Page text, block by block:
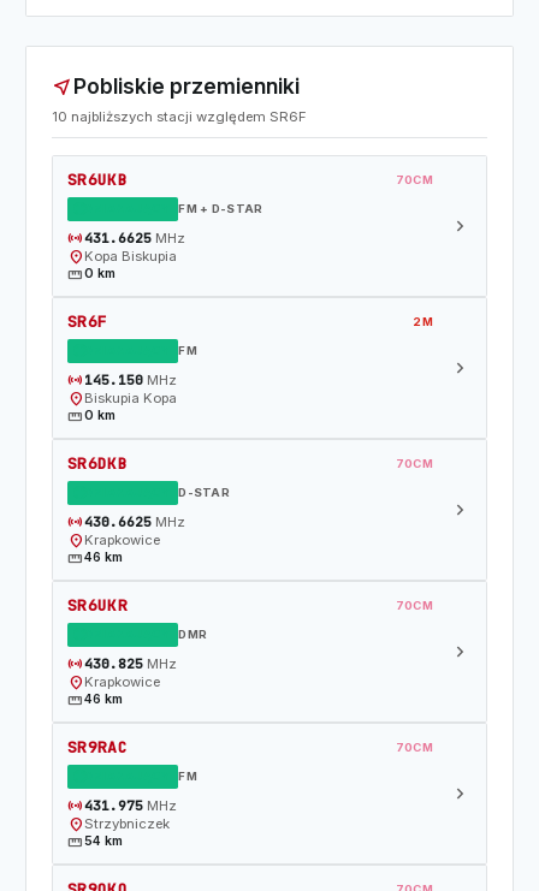
near_mePobliskie przemienniki
10 najbliższych stacji względem SR6F
SR6UKB 70CM
FM + D-STAR
sensors431.6625MHz
location_on Kopa Biskupia
straighten0 km
chevron_right
SR6F 2M
FM
sensors 145.150MHz
location_on Biskupia Kopa
straighten0 km
chevron_right
SR6DKB 70CM
D-STAR
sensors430.6625MHz
location_on Krapkowice
straighten46 km
chevron_right
SR6UKR 70CM
DMR
sensors430.825MHz
location_on Krapkowice
straighten46 km
chevron_right
SR9RAC 70CM
FM
sensors431.975MHz
location_onStrzybniczek
straighten54 km
chevron_right